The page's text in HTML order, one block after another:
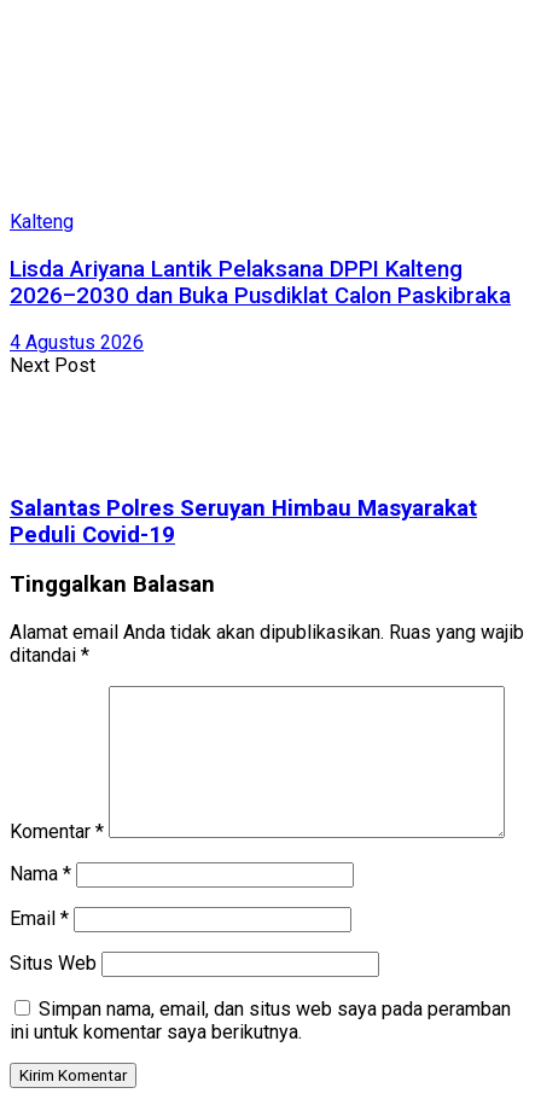
Kalteng
Lisda Ariyana Lantik Pelaksana DPPI Kalteng
2026–2030 dan Buka Pusdiklat Calon Paskibraka
4 Agustus 2026
Next Post
Salantas Polres Seruyan Himbau Masyarakat
Peduli Covid-19
Tinggalkan Balasan
Alamat email Anda tidak akan dipublikasikan. Ruas yang wajib
ditandai *
Komentar *
Nama *
Email *
Situs Web
Simpan nama, email, dan situs web saya pada peramban
ini untuk komentar saya berikutnya.